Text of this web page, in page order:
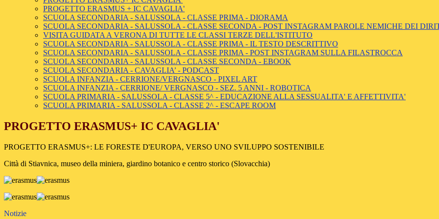
PROGETTO ERASMUS + IC CAVAGLIA'
SCUOLA SECONDARIA - SALUSSOLA - CLASSE PRIMA - DIORAMA
SCUOLA SECONDARIA - SALUSSOLA - CLASSE SECONDA - POST INSTAGRAM PAROLE NEMICHE DEI
VISITA GUIDATA A VERONA DI TUTTE LE CLASSI TERZE DELL'ISTITUTO
SCUOLA SECONDARIA - SALUSSOLA - CLASSE PRIMA - IL TESTO DESCRITTIVO
SCUOLA SECONDARIA - SALUSSOLA - CLASSE PRIMA - POST INSTAGRAM SULLA FILASTROCCA
SCUOLA SECONDARIA - SALUSSOLA - CLASSE SECONDA - EBOOK
SCUOLA SECONDARIA - CAVAGLIA’ - PODCAST
SCUOLA INFANZIA - CERRIONE/VERGNASCO - PIXEL ART
SCUOLA INFANZIA - CERRIONE/ VERGNASCO - SEZ. 5 ANNI - ROBOTICA
SCUOLA PRIMARIA - SALUSSOLA - CLASSE 5^ - EDUCAZIONE ALLA SESSUALITA' E AFFETTIVITA'
SCUOLA PRIMARIA - SALUSSOLA - CLASSE 2^ - ESCAPE ROOM
PROGETTO ERASMUS+ IC CAVAGLIA'
PROGETTO ERASMUS+: LE FORESTE D'EUROPA, VERSO UNO SVILUPPO SOSTENIBILE
Città di Stiavnica, museo della miniera, giardino botanico e centro storico (Slovacchia)
Notizie